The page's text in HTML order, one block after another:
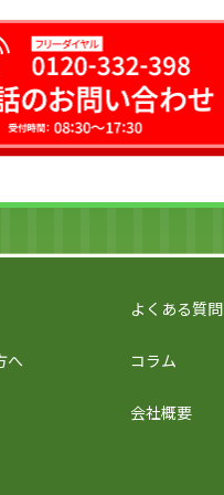
へ
よくある質問
コラム
会社概要